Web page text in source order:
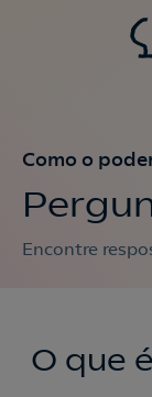
Como o
Encontre
O que